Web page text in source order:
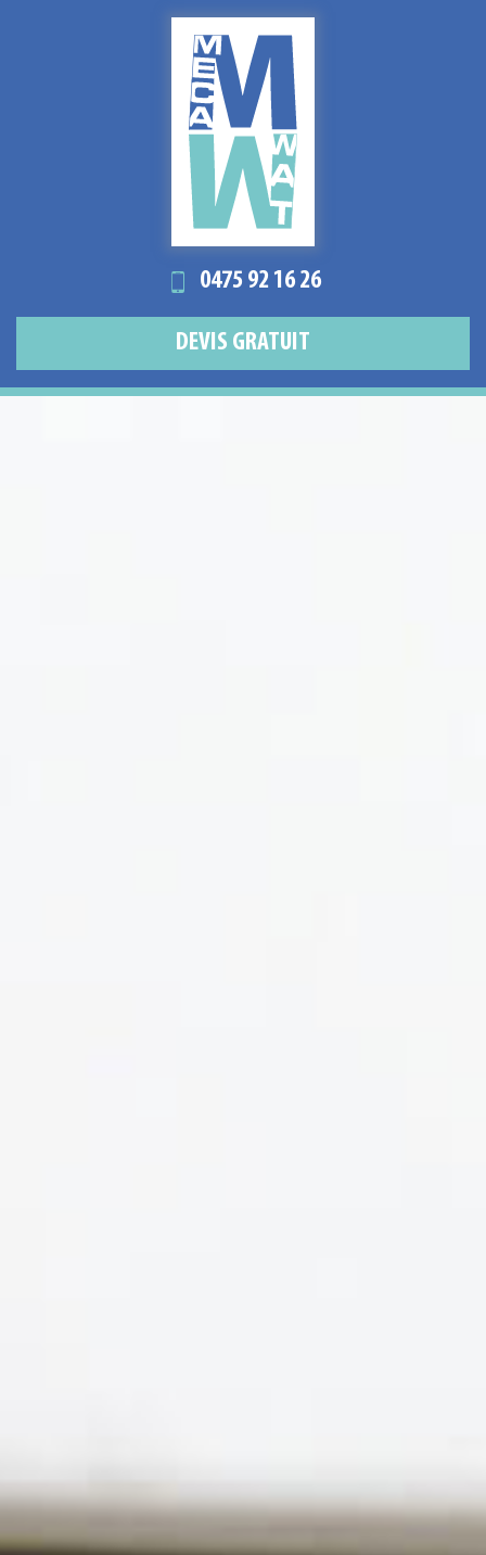
0475 92 16 26
DEVIS GRATUIT